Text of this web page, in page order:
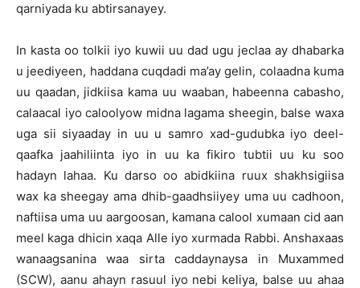
qarniyada ku abtirsanayey.
In kasta oo tolkii iyo kuwii uu dad ugu jeclaa ay dhabarka
u jeediyeen, haddana cuqdadi ma’ay gelin, colaadna kuma
uu qaadan, jidkiisa kama uu waaban, habeenna cabasho,
calaacal iyo caloolyow midna lagama sheegin, balse waxa
uga sii siyaaday in uu u samro xad-gudubka iyo deel-
qaafka jaahiliinta iyo in uu ka fikiro tubtii uu ku soo
hadayn lahaa. Ku darso oo abidkiina ruux shakhsigiisa
wax ka sheegay ama dhib-gaadhsiiyey uma uu cadhoon,
naftiisa uma uu aargoosan, kamana calool xumaan cid aan
meel kaga dhicin xaqa Alle iyo xurmada Rabbi. Anshaxaas
wanaagsanina waa sirta caddaynaysa in Muxammed
(SCW), aanu ahayn rasuul iyo nebi keliya, balse uu ahaa